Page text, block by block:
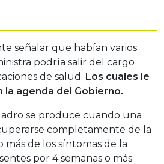
señalar que habían varios
podría salir del cargo
de salud. Los cuales le
la agenda del Gobierno.
se produce cuando una
completamente de la
de los síntomas de la
por 4 semanas o más.